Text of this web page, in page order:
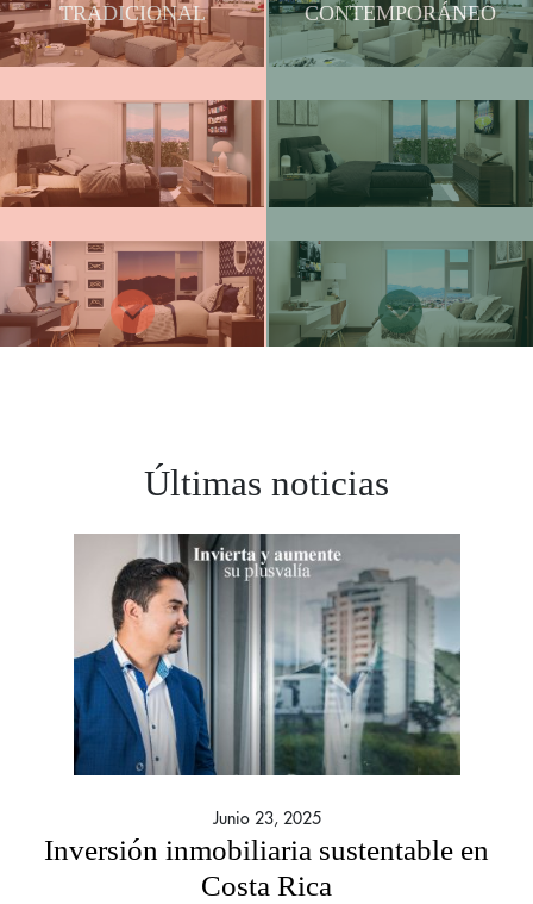
TRADICIONAL CONTEMPORÁNEO
Últimas noticias
Junio 23, 2025
Inversión inmobiliaria sustentable en
Costa Rica